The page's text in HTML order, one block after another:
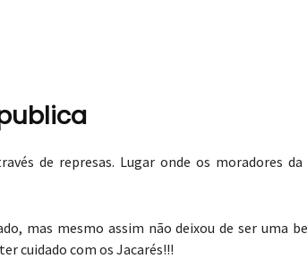
de represas. Lugar onde os moradores da
mas mesmo assim não deixou de ser uma
cuidado com os Jacarés!!!